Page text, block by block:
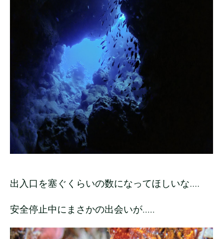
出入口を塞ぐくらいの数になってほしいな....
安全停止中にまさかの出会いが.....